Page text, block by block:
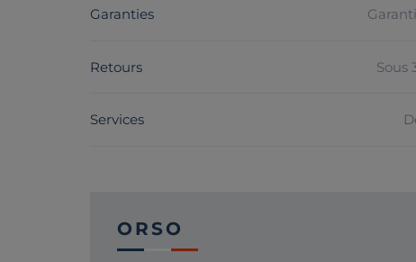
Garanties
Retours Sous
Services
ORSO